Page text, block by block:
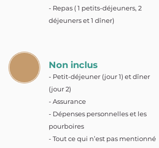
- Repas ( 1 petits-déjeuners, 2
déjeuners et 1 dîner)
Non inclus
- Petit-déjeuner (jour 1) et dîner
(jour 2)
- Assurance
- Dépenses personnelles et les
pourboires
- Tout ce qui n’est pas mentionné